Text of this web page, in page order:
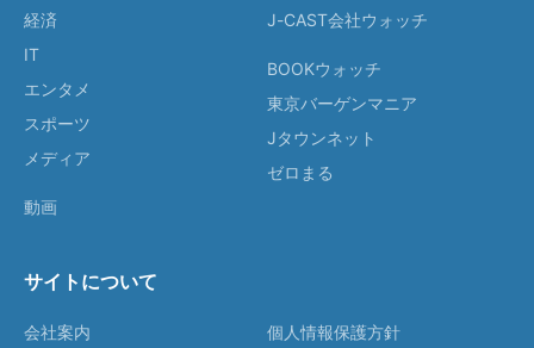
経済
IT
エンタメ
スポーツ
メディア
動画
J-CAST会社ウォッチ
BOOKウォッチ
東京バーゲンマニア
Jタウンネット
ゼロまる
サイトについて
会社案内
個人情報保護方針